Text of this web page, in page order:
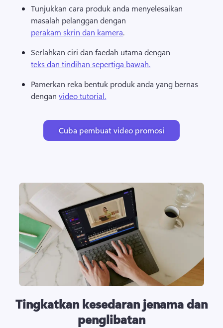
Tunjukkan cara produk anda menyelesaikan
masalah pelanggan dengan
perakam skrin dan kamera.
Serlahkan ciri dan faedah utama dengan
teks dan tindihan sepertiga bawah.
Pamerkan reka bentuk produk anda yang bernas
dengan video tutorial.
Cuba pembuat video promosi
Tingkatkan kesedaran jenama dan
penglibatan